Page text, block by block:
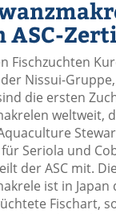
ASC-
Fischzuchten
Nissui-
die ersten
weltweit,
für Seriola und
der ASC mit. Die
ist in Japan
Fischart,